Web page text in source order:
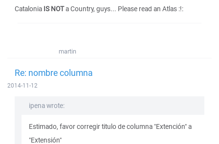
Catalonia IS NOTa Country, guys... Please read an Atlas :!:
martin
Re: nombre columna
2014-11-12
ipena wrote:
Estimado, favor corregir titulo de columna "Extención" a
"Extensión"